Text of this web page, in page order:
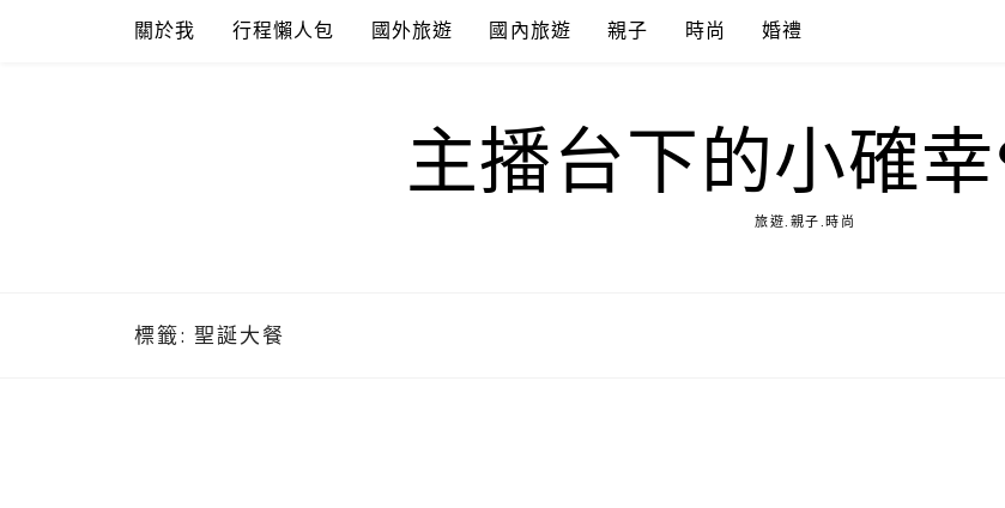
關於我 行程懶人包 國外旅遊 國內旅遊 親子 時尚 婚禮
主播台下的小確
旅遊.親子.時尚
標籤: 聖誕大餐